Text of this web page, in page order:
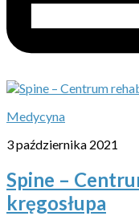
Medycyna
3 października 2021
Spine –
kręgosłupa